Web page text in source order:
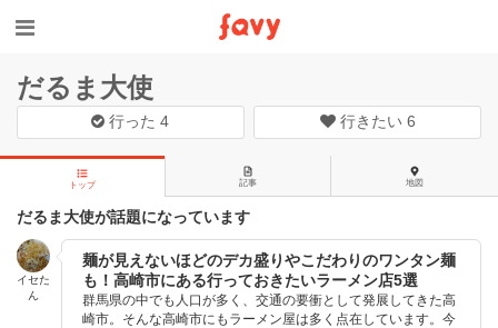
だるま大使
行った4 行きたい 6
トップ 記事 地図
だるま大使が話題になっています
イセた
ん
麺が見えないほどのデカ盛りやこだわりのワンタン麺
も！高崎市にある行っておきたいラーメン店5選
群馬県の中でも人口が多く、交通の要衝として発展してきた高
崎市。そんな高崎市にもラーメン屋は多く点在しています。今